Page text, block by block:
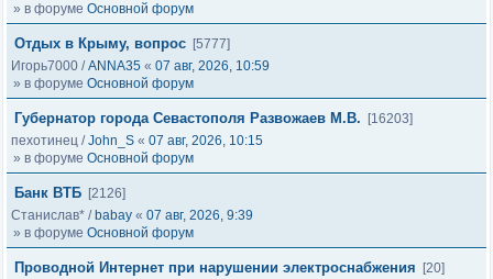
» в форуме Основной форум
Отдых в Крыму, вопрос [5777]
Игорь7000 /ANNA35 « 07 авг, 2026, 10:59
» в форуме Основной форум
Губернатор города Севастополя Развожаев М.В.
[16203]
пехотинец /John_S « 07 авг, 2026, 10:15
» в форуме Основной форум
Банк ВТБ [2126]
Станислав* / babay « 07 авг, 2026, 9:39
» в форуме Основной форум
Проводной Интернет при нарушении электроснабжения
[20]